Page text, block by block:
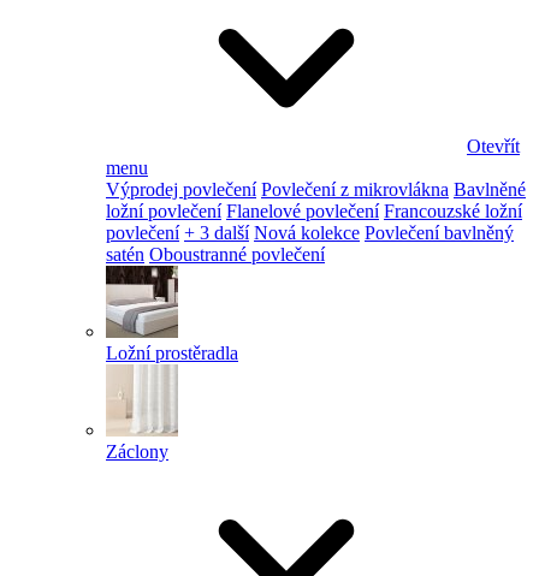
Otevřít
menu
Výprodej povlečení Povlečení z mikrovlákna Bavlněné
ložní povlečení Flanelové povlečení Francouzské ložní
povlečení + 3 další Nová kolekce Povlečení bavlněný
satén Oboustranné povlečení
Ložní prostěradla
Záclony